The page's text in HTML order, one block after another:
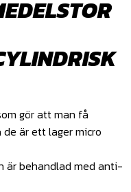
gör att man få
är ett lager micro
är behandlad med anti-